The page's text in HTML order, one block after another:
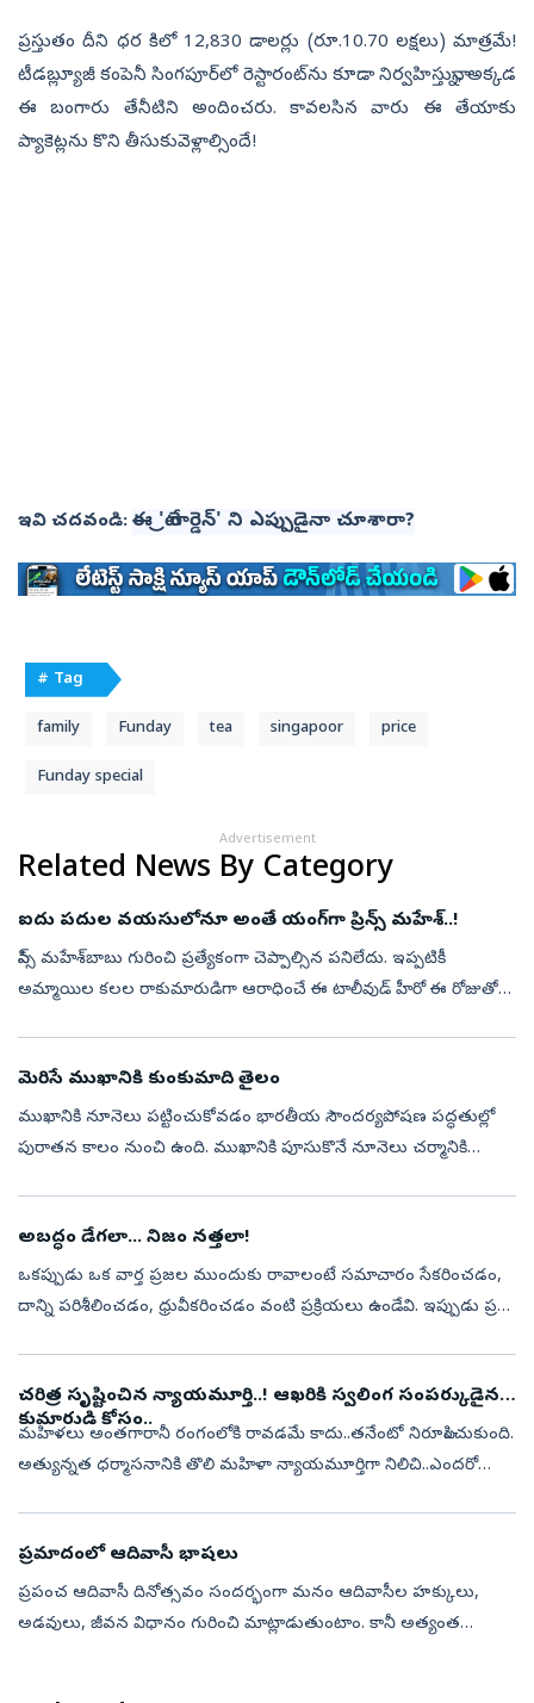
ప్రస్తుతం దీని ధర కిలో 12,830 డాలర్లు (రూ.10.70 లక్షలు) మాత్రమే!
టీడబ్ల్యూజీ కంపెనీ సింగపూర్‌లో రెస్టారంట్‌ను కూడా నిర్వహిస్తున్నా, అక్కడ
ఈ బంగారు తేనీటిని అందించరు. కావలసిన వారు ఈ తేయాకు
ప్యాకెట్లను కొని తీసుకువెళ్లాల్సిందే!
ఇవి చదవండి: ఈ 'ట్రే గార్డెన్' ని ఎప్పుడైనా చూశారా?
# Tag
family Funday tea singapoor price
Funday special
Advertisement
Related News By Category
ఐదు పదుల వయసులోనూ అంతే యంగ్‌గా ప్రిన్స్‌ మహేశ్‌..!
ప్రిన్స్‌ మహేశ్‌బాబు గురించి ప్రత్యేకంగా చెప్పాల్సిన పనిలేదు. ఇప్పటికీ
అమ్మాయిల కలల రాకుమారుడిగా ఆరాధించే ఈ టాలీవుడ్‌ హీరో ఈ రోజుతో
మెరిసే ముఖానికి కుంకుమాది తైలం
ముఖానికి నూనెలు పట్టించుకోవడం భారతీయ సౌందర్యపోషణ పద్ధతుల్లో
పురాతన కాలం నుంచి ఉంది. ముఖానికి పూసుకొనే నూనెలు చర్మానికి
అబద్ధం డేగలా... నిజం నత్తలా!
ఒకప్పుడు ఒక వార్త ప్రజల ముందుకు రావాలంటే సమాచారం సేకరించడం,
దాన్ని పరిశీలించడం, ధ్రువీకరించడం వంటి ప్రక్రియలు ఉండేవి. ఇప్పుడు ప్రతి
చరిత్ర సృష్టించిన న్యాయమూర్తి..! ఆఖరికి స్వలింగ సంపర్కుడైన
కుమారుడి కోసం..
మహిళలు అంతగారానీ రంగంలోకి రావడమే కాదు..తనేంటో నిరూపించుకుంది.
అత్యున్నత ధర్మాసనానికి తొలి మహిళా న్యాయమూర్తిగా నిలిచి..ఎందరో
ప్రమాదంలో ఆదివాసీ భాషలు
ప్రపంచ ఆదివాసీ దినోత్సవం సందర్భంగా మనం ఆదివాసీల హక్కులు,
అడవులు, జీవన విధానం గురించి మాట్లాడుతుంటాం. కానీ అత్యంత